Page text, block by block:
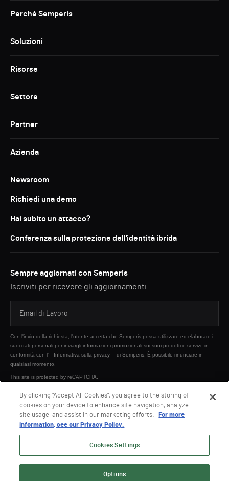
Perché Semperis
Soluzioni
Risorse
Settore
Partner
Azienda
Newsroom
Richiedi una demo
Hai subito un attacco?
Conferenza sulla protezione dell'identità ibrida
Sempre aggiornati con Semperis
Iscriviti per ricevere gli aggiornamenti.
Con l'invio della richiesta, l'utente accetta che Semperis possa utilizzare ed elaborare i
suoi dati personali per inviargli informazioni promozionali sui suoi prodotti e servizi, in
conformità con l'
Informativa sulla privacy
di Semperis. È possibile rinunciare in
qualsiasi momento.
This site is protected by reCAPTCHA.
INVIA
By clicking “Accept All Cookies”, you agree to the storing of
cookies on your device to enhance site navigation, analyze
site usage, and assist in our marketing efforts.
For more
information, see our Privacy Policy.
Cookies Settings
Options